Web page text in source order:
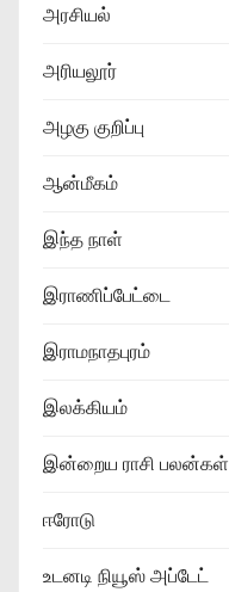
அரசியல்
அரியலூர்
அழகு குறிப்பு
ஆன்மீகம்
இந்த நாள்
இராணிப்பேட்டை
இராமநாதபுரம்
இலக்கியம்
இன்றைய ராசி பலன்கள்
ஈரோடு
உடனடி நியூஸ் அப்டேட்